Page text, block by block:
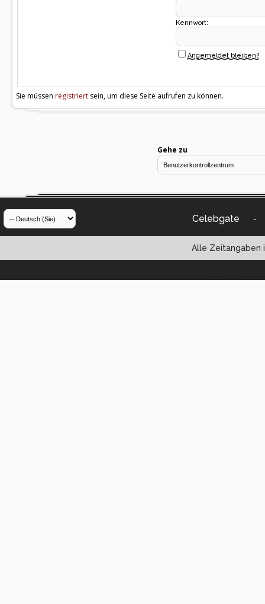
Kennwort:
Angemeldet bleiben?
Sie müssen registriert sein, um diese Seite aufrufen zu können.
Gehe zu
Celebgate -
Alle Zeitangaben